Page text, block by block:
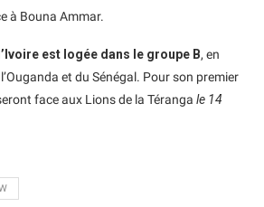
à Bouna Ammar.
est logée dans le groupe B, en
et du Sénégal. Pour son premier
face aux Lions de la Téranga le 14